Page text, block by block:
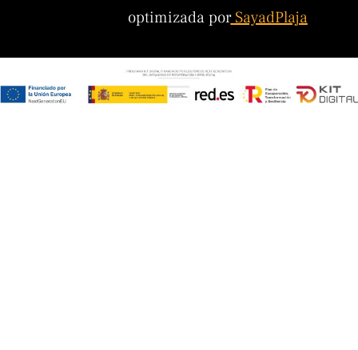
optimizada porSayadPlaja